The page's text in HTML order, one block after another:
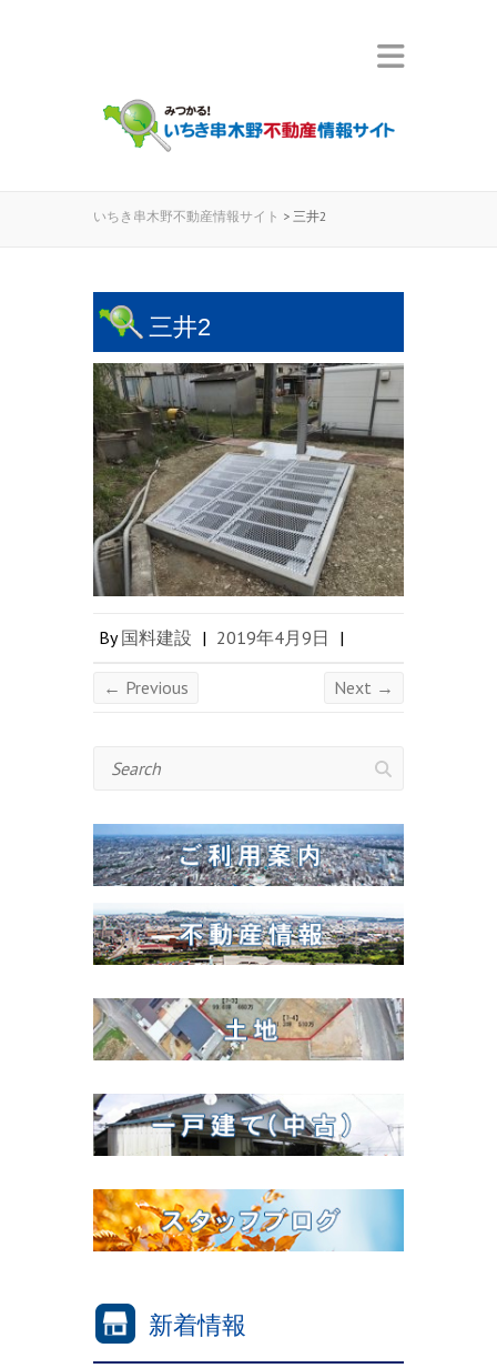
いちき串木野不動産情報サイト > 三井2
三井2
By国料建設 | 2019年4月9日 |
← Previous Next →
Search
新着情報